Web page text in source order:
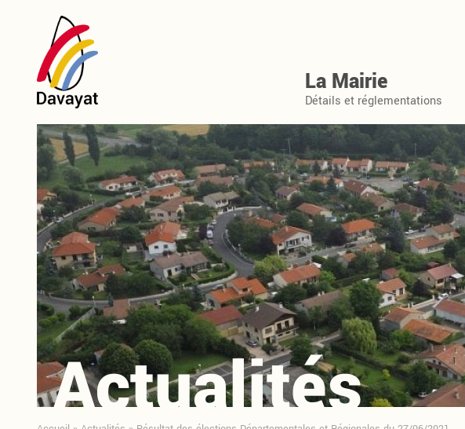
La Mairie
Détails et réglementations
Actualités